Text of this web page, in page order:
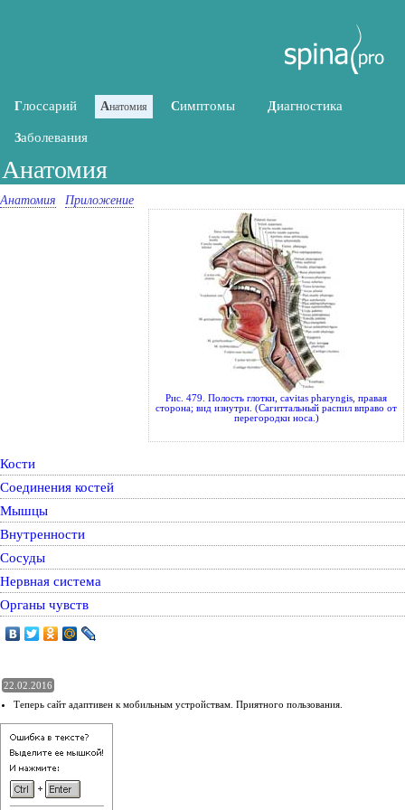
Глоссарий Анатомия Симптомы Диагностика
Заболевания
Анатомия
Анатомия Приложение
Рис. 479. Полость глотки, cavitas pharyngis, правая
сторона; вид изнутри. (Сагиттальный распил вправо от
перегородки носа.)
Кости
Соединения костей
Мышцы
Внутренности
Сосуды
Нервная система
Органы чувств
22.02.2016
Теперь сайт адаптивен к мобильным устройствам. Приятного пользования.